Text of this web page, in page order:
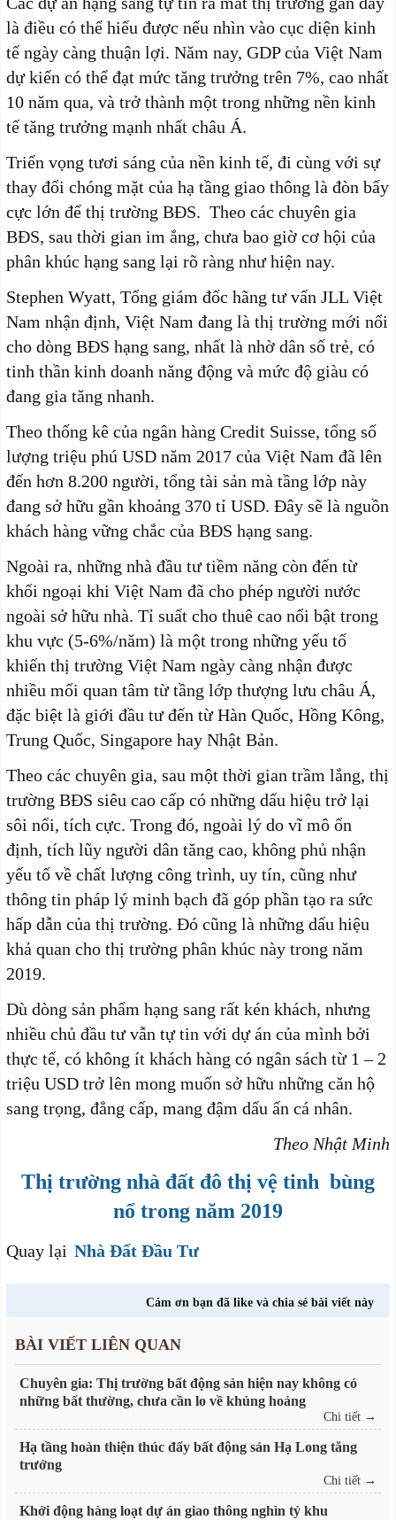
là điều có thể hiểu được nếu nhìn vào cục diện kinh
tế ngày càng thuận lợi. Năm nay, GDP của Việt Nam
dự kiến có thể đạt mức tăng trưởng trên 7%, cao nhất
10 năm qua, và trở thành một trong những nền kinh
tế tăng trưởng mạnh nhất châu Á.
Triển vọng tươi sáng của nền kinh tế, đi cùng với sự
thay đổi chóng mặt của hạ tầng giao thông là đòn bẩy
cực lớn để thị trường BĐS. Theo các chuyên gia
BĐS, sau thời gian im ắng, chưa bao giờ cơ hội của
phân khúc hạng sang lại rõ ràng như hiện nay.
Stephen Wyatt, Tổng giám đốc hãng tư vấn JLL Việt
Nam nhận định, Việt Nam đang là thị trường mới nổi
cho dòng BĐS hạng sang, nhất là nhờ dân số trẻ, có
tinh thần kinh doanh năng động và mức độ giàu có
đang gia tăng nhanh.
Theo thống kê của ngân hàng Credit Suisse, tổng số
lượng triệu phú USD năm 2017 của Việt Nam đã lên
đến hơn 8.200 người, tổng tài sản mà tầng lớp này
đang sở hữu gần khoảng 370 tỉ USD. Đây sẽ là nguồn
khách hàng vững chắc của BĐS hạng sang.
Ngoài ra, những nhà đầu tư tiềm năng còn đến từ
khối ngoại khi Việt Nam đã cho phép người nước
ngoài sở hữu nhà. Tỉ suất cho thuê cao nổi bật trong
khu vực (5-6%/năm) là một trong những yếu tố
khiến thị trường Việt Nam ngày càng nhận được
nhiều mối quan tâm từ tầng lớp thượng lưu châu Á,
đặc biệt là giới đầu tư đến từ Hàn Quốc, Hồng Kông,
Trung Quốc, Singapore hay Nhật Bản.
Theo các chuyên gia, sau một thời gian trầm lắng, thị
trường BĐS siêu cao cấp có những dấu hiệu trở lại
sôi nổi, tích cực. Trong đó, ngoài lý do vĩ mô ổn
định, tích lũy người dân tăng cao, không phủ nhận
yếu tố về chất lượng công trình, uy tín, cũng như
thông tin pháp lý minh bạch đã góp phần tạo ra sức
hấp dẫn của thị trường. Đó cũng là những dấu hiệu
khả quan cho thị trường phân khúc này trong năm
2019.
Dù dòng sản phẩm hạng sang rất kén khách, nhưng
nhiều chủ đầu tư vẫn tự tin với dự án của mình bởi
thực tế, có không ít khách hàng có ngân sách từ 1 – 2
triệu USD trở lên mong muốn sở hữu những căn hộ
sang trọng, đẳng cấp, mang đậm dấu ấn cá nhân.
Theo Nhật Minh
Thị trường nhà đất đô thị vệ tinh bùng
nổ trong năm 2019
Quay lại Nhà Đất Đầu Tư
Cảm ơn bạn đã like và chia sẻ bài viết này
BÀI VIẾT LIÊN QUAN
Chuyên gia: Thị trường bất động sản hiện nay không có
những bất thường, chưa cần lo về khủng hoảng
Chi tiết →
Hạ tầng hoàn thiện thúc đẩy bất động sản Hạ Long tăng
trưởng
Chi tiết →
Khởi động hàng loạt dự án giao thông nghìn tỷ khu